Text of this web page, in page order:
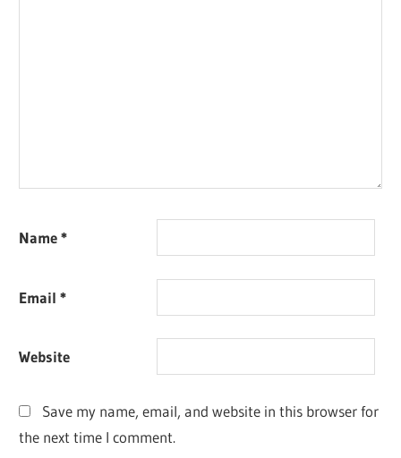
Name*
Email*
Website
Save my name, email, and website in this browser for
the next time I comment.